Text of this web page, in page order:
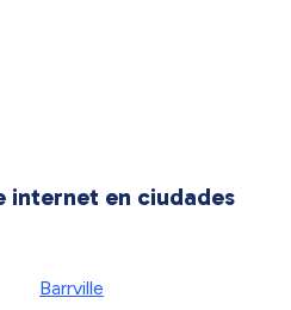
internet en ciudades
Barrville